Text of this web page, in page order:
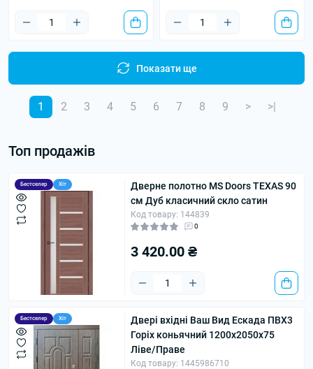
Показати ще
1 2 3 4 5 6 7 8 9 > >|
Топ продажів
Бестселер Хіт
Дверне полотно MS Doors TEXAS 90
см Дуб класичний скло сатин
Код товару: 144839
0
3 420.00 ₴
Бестселер Хіт
Двері вхідні Ваш Вид Ескада ПВХ3
Горіх коньячний 1200х2050х75
Ліве/Праве
Код товару: 1445986710